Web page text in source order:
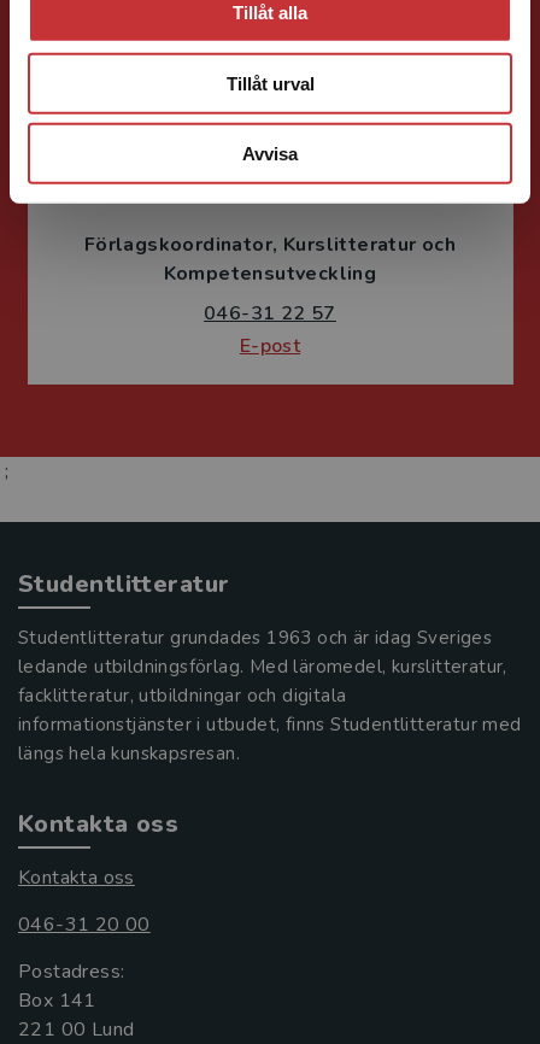
Tillåt alla
Tillåt urval
Avvisa
Fritjof Janson
Förlagskoordinator Kurslitteratur och
Kompetensutveckling
046-31 22 57
E-post
;
Studentlitteratur
Studentlitteratur grundades 1963 och är idag Sveriges
ledande utbildningsförlag. Med läromedel, kurslitteratur,
facklitteratur, utbildningar och digitala
informationstjänster i utbudet, finns Studentlitteratur med
längs hela kunskapsresan.
Kontakta oss
Kontakta oss
046-31 20 00
Postadress:
Box 141
221 00 Lund